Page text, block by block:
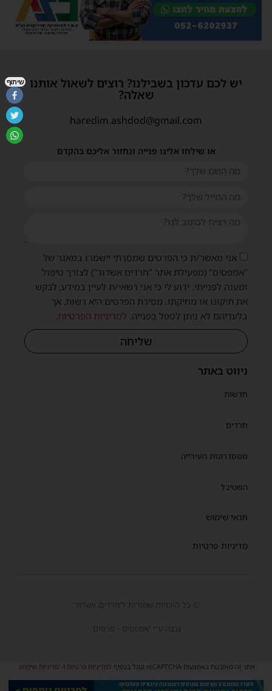
ניווט באתר
חדשות
חרדים
ממסדרונות העירייה
השטיבל
תנאי שימוש
מדיניות פרטיות
יש לכם עדכון בשבילנו? רוצים לשאול אותנו
שאלה?
haredim.ashdod@gmail.com
או שילחו אלינו פנייה ונחזור אליכם בהקדם
אני מאשר/ת כי הפרטים שמסרתי יישמרו במאגר של
"אמפסיס" (מפעילת אתר "חרדים אשדוד") לצורך טיפול
ומענה לפנייתי. ידוע לי כי אני רשאי/ת לעיין במידע, לבקש
את תיקונו או מחיקתו. מסירת הפרטים היא רשות, אך
בלעדיהם לא ניתן לטפל בפנייה. למדיניות הפרטיות
שליחה
© כל הזכויות שמורות ל'חרדים אשדוד'
נבנה ע"י 'אמפסיס - פרסום'
אתר זה מאובטח באמצעות reCAPTCHA וגוגל בכפוף למדיניות פרטיות ו-מדיניות שימוש
שיתוף